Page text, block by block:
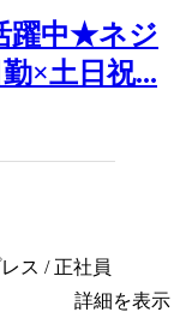
躍中★ネジ
×土日祝...
ス / 正社員
詳細を表示